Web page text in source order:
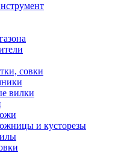
совки
вилки
и кусторезы